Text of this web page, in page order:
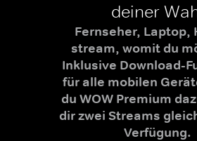
deiner
Fernseher, Laptop,
stream, womit du
Inklusive Download-
für alle mobilen
du WOW Premium
dir zwei Streams
Verfügung.